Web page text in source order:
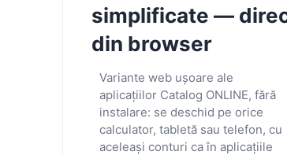
simplificate —
din browser
Variante web ușoare ale
aplicațiilor Catalog ONLINE, fără
instalare: se deschid pe orice
calculator, tabletă sau telefon, cu
aceleași conturi ca în aplicațiile